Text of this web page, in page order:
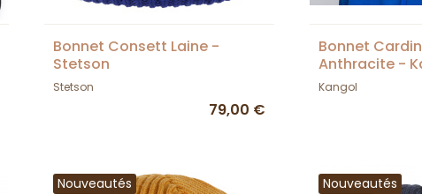
Bonnet Consett Laine -
Stetson
Stetson
79,00 €
Bonnet
Anthracite -
Kangol
Nouveautés Nouveautés